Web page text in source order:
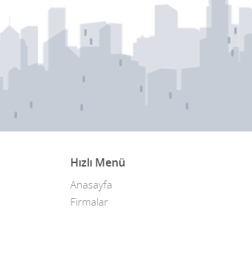
Hızlı Menü
Anasayfa
Firmalar